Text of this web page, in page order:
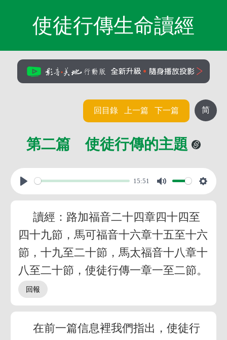
使徒行傳生命讀經
简
回目錄 上一篇 下一篇
第二篇 使徒行傳的主題
15:51
讀經：路加福音二十四章四十四至
四十九節，馬可福音十六章十五至十六
節，十九至二十節，馬太福音十八章十
八至二十節，使徒行傳一章一至二節。
在前一篇信息裡我們指出，使徒行